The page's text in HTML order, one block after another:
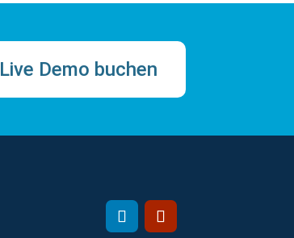
Live Demo buchen